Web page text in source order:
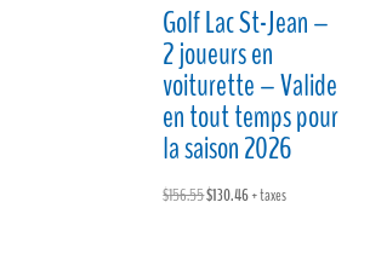
Golf Lac St-Jean –
2 joueurs en
voiturette – Valide
en tout temps pour
la saison 2026
$156.55Le
$130.46Le+ taxes